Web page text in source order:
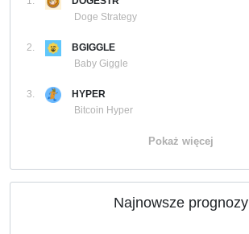
Doge Strategy
2.
BGIGGLE
Baby Giggle
3.
HYPER
Bitcoin Hyper
Pokaż więcej
Najnowsze prognozy